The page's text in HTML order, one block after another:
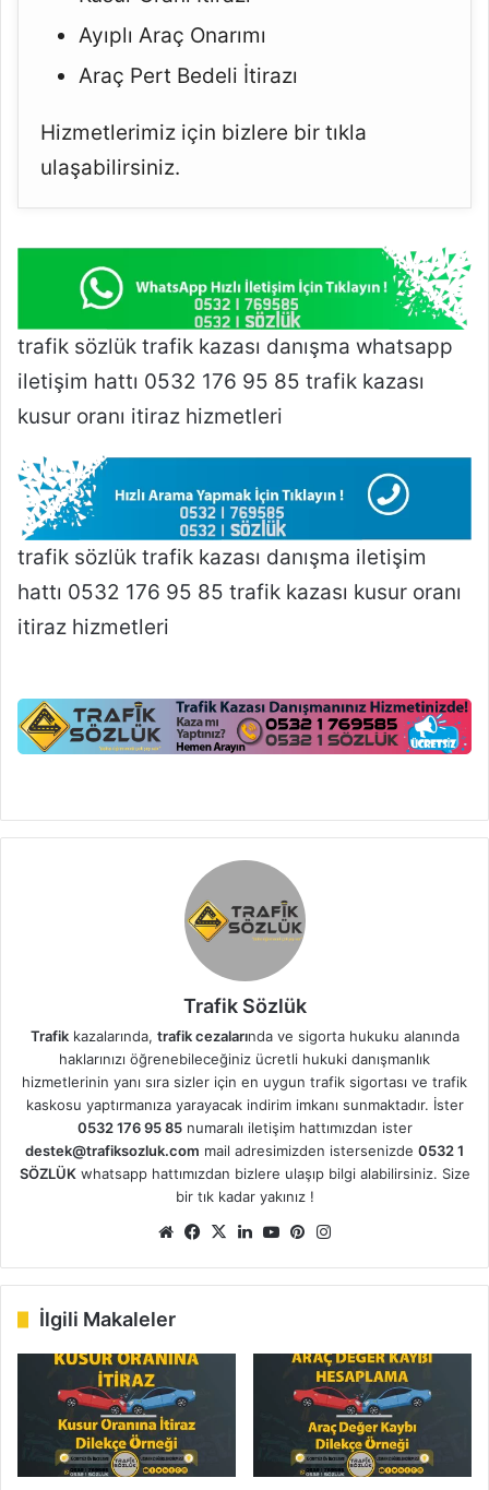
Ayıplı Araç Onarımı
Araç Pert Bedeli İtirazı
Hizmetlerimiz için bizlere bir tıkla
ulaşabilirsiniz.
trafik sözlük trafik kazası danışma whatsapp
iletişim hattı 0532 176 95 85 trafik kazası
kusur oranı itiraz hizmetleri
trafik sözlük trafik kazası danışma iletişim
hattı 0532 176 95 85 trafik kazası kusur oranı
itiraz hizmetleri
Trafik Sözlük
Trafikkazalarında, trafik cezalarında ve sigorta hukuku alanında
haklarınızı öğrenebileceğiniz ücretli hukuki danışmanlık
hizmetlerinin yanı sıra sizler için en uygun trafik sigortası ve trafik
kaskosu yaptırmanıza yarayacak indirim imkanı sunmaktadır. İster
0532 176 95 85numaralı iletişim hattımızdan ister
destek@trafiksozluk.com mail adresimizden istersenizde 0532 1
SÖZLÜKwhatsapp hattımızdan bizlere ulaşıp bilgi alabilirsiniz. Size
bir tık kadar yakınız !
Web Facebook
X LinkedIn
YouTubePinterest
İlgili Makaleler